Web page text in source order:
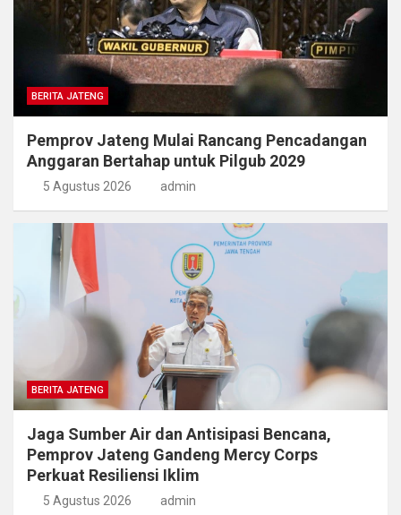
BERITA JATENG
Pemprov Jateng Mulai Rancang Pencadangan
Anggaran Bertahap untuk Pilgub 2029
5 Agustus 2026 admin
BERITA JATENG
Jaga Sumber Air dan Antisipasi Bencana,
Pemprov Jateng Gandeng Mercy Corps
Perkuat Resiliensi Iklim
5 Agustus 2026 admin